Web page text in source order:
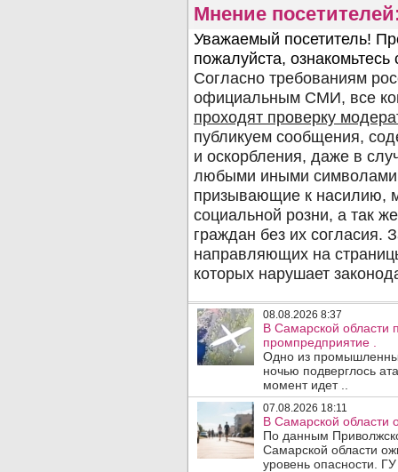
Мнение
08.08.2026 8:37
В Самарской области
промпредприятие .
Одно из
ночью подверглось
момент идет ..
07.08.2026 18:11
В Самарской области
По данным
Самарской области
уровень опасности.